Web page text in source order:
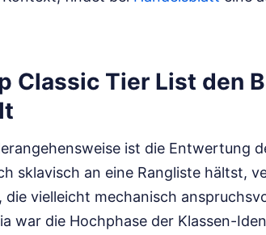
Classic Tier List den
ist die Entwertung
sklavisch an eine Rangliste hältst,
die vielleicht mechanisch
war die Hochphase der Klassen-